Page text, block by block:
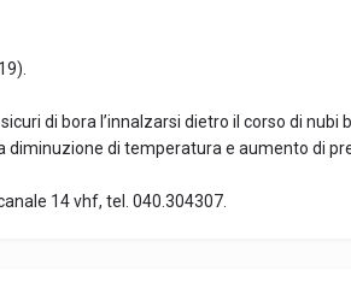
di bora l’innalzarsi dietro il corso di nubi
di temperatura e aumento di
14 vhf, tel. 040.304307.